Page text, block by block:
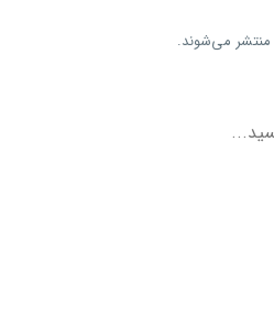
منتشر می‌شوند.